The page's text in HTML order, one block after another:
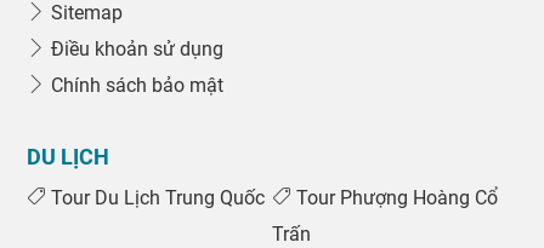
Sitemap
Điều khoản sử dụng
Chính sách bảo mật
DU LỊCH
Tour Du Lịch Trung Quốc
Tour Phượng Hoàng Cổ
Trấn